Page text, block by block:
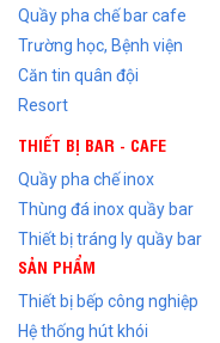
Quầy pha chế bar cafe
Trường học, Bệnh viện
Căn tin quân đội
Resort
THIẾT BỊ BAR - CAFE
Quầy pha chế inox
Thùng đá inox quầy bar
Thiết bị tráng ly quầy bar
SẢN PHẨM
Thiết bị bếp công nghiệp
Hệ thống hút khói